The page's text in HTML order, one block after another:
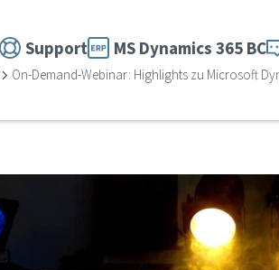
Support MS Dynamics 365 BC
On-Demand-Webinar: Highlights zu Microsoft